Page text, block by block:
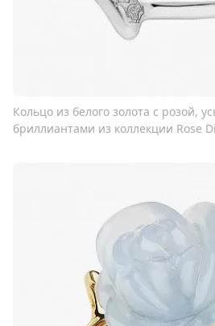
Кольцо из белого золота с розой,
бриллиантами из коллекции Rose